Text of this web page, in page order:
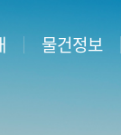
물건정보